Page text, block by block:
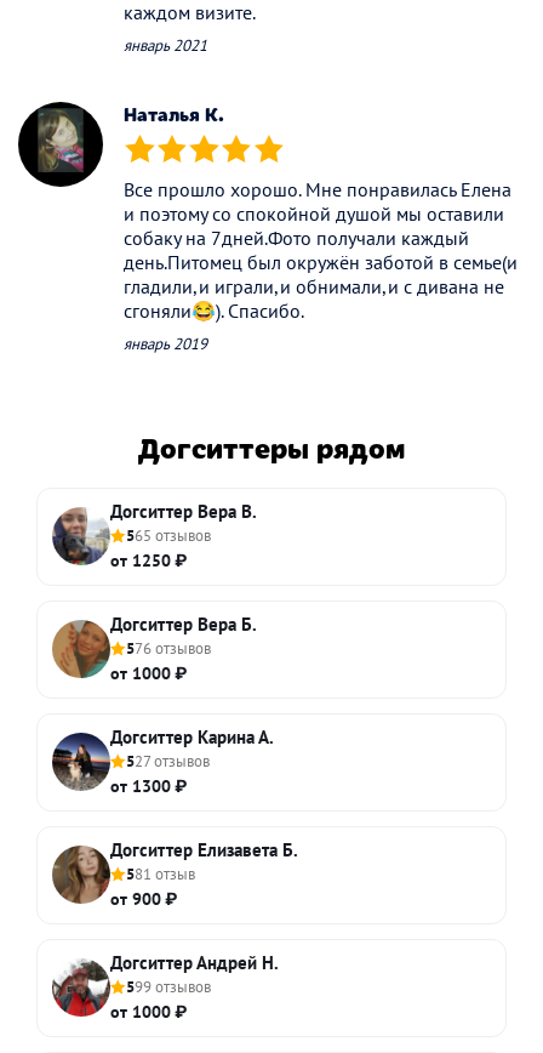
каждом визите.
январь 2021
Наталья К.
(*) (*) (*) (*) (*)
Все прошло хорошо. Мне понравилась Елена
и поэтому со спокойной душой мы оставили
собаку на 7дней.Фото получали каждый
день.Питомец был окружён заботой в семье(и
гладили,и играли,и обнимали,и с дивана не
сгоняли😂). Спасибо.
январь 2019
Догситтеры рядом
Догситтер Вера В.
565 отзывов
от 1250 ₽
Догситтер Вера Б.
576 отзывов
от 1000 ₽
Догситтер Карина А.
527 отзывов
от 1300 ₽
Догситтер Елизавета Б.
581 отзыв
от 900 ₽
Догситтер Андрей Н.
599 отзывов
от 1000 ₽